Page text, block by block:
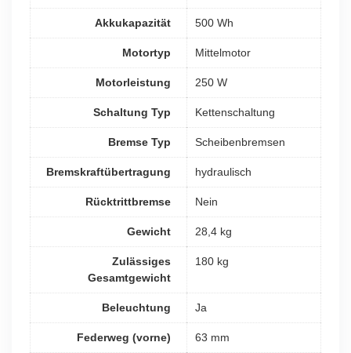
Akkukapazität 500 Wh
Motortyp Mittelmotor
Motorleistung 250 W
Schaltung Typ Kettenschaltung
Bremse Typ Scheibenbremsen
Bremskraftübertragung hydraulisch
Rücktrittbremse Nein
Gewicht 28,4 kg
Zulässiges
Gesamtgewicht
180 kg
Beleuchtung Ja
Federweg (vorne) 63 mm